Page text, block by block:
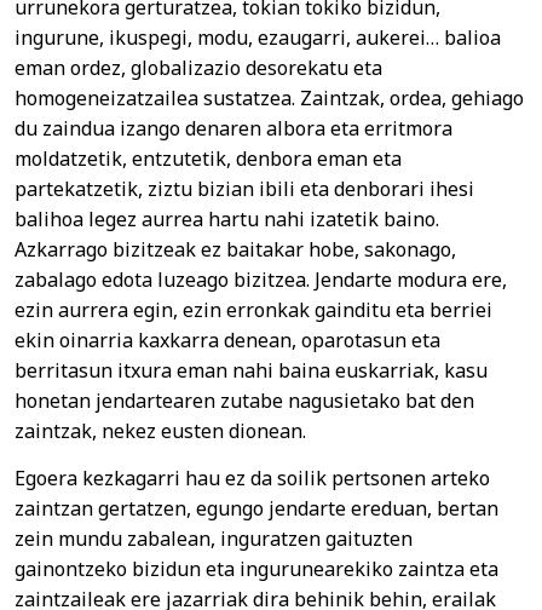
urrunekora gerturatzea, tokian tokiko bizidun,
ingurune, ikuspegi, modu, ezaugarri, aukerei… balioa
eman ordez, globalizazio desorekatu eta
homogeneizatzailea sustatzea. Zaintzak, ordea, gehiago
du zaindua izango denaren albora eta erritmora
moldatzetik, entzutetik, denbora eman eta
partekatzetik, ziztu bizian ibili eta denborari ihesi
balihoa legez aurrea hartu nahi izatetik baino.
Azkarrago bizitzeak ez baitakar hobe, sakonago,
zabalago edota luzeago bizitzea. Jendarte modura ere,
ezin aurrera egin, ezin erronkak gainditu eta berriei
ekin oinarria kaxkarra denean, oparotasun eta
berritasun itxura eman nahi baina euskarriak, kasu
honetan jendartearen zutabe nagusietako bat den
zaintzak, nekez eusten dionean.
Egoera kezkagarri hau ez da soilik pertsonen arteko
zaintzan gertatzen, egungo jendarte ereduan, bertan
zein mundu zabalean, inguratzen gaituzten
gainontzeko bizidun eta ingurunearekiko zaintza eta
zaintzaileak ere jazarriak dira behinik behin, erailak